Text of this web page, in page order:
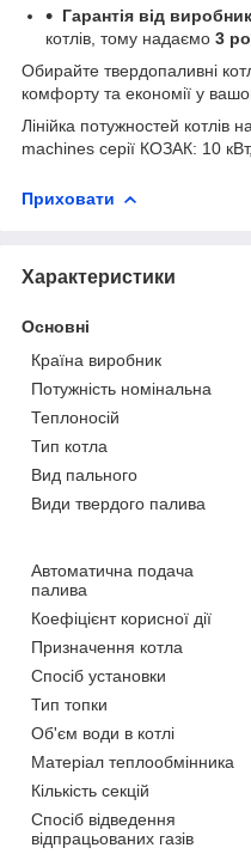
Гарантія від
котлів, тому надаємо 3
Обирайте твердопаливні
комфорту та економії у
Лінійка потужностей котлів
machines серії КОЗАК: 10
Приховати
Характеристики
Основні
Країна виробник
Потужність номінальна
Теплоносій
Тип котла
Вид пального
Види твердого палива
Автоматична подача
палива
Коефіцієнт корисної дії
Призначення котла
Спосіб установки
Тип топки
Об'єм води в котлі
Матеріал теплообмінника
Кількість секцій
Спосіб відведення
відпрацьованих газів